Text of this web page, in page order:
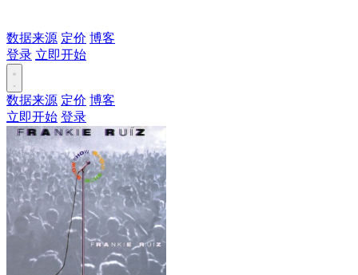
数据来源 定价 博客
登录 立即开始
数据来源 定价 博客
立即开始 登录